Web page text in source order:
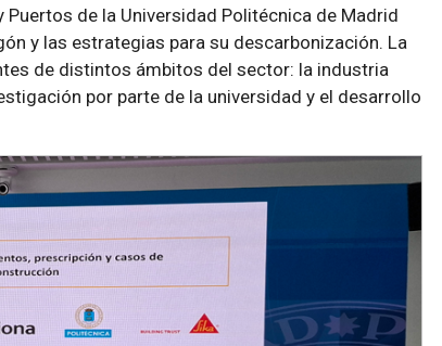
de la Universidad Politécnica de Madrid
y las estrategias para su descarbonización. La
de distintos ámbitos del sector: la industria
por parte de la universidad y el desarrollo